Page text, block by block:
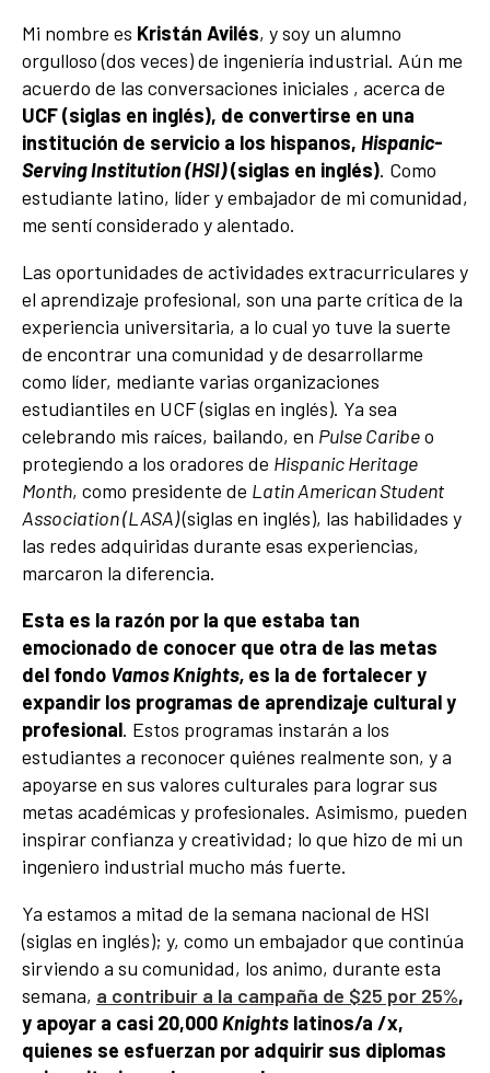
Mi nombre es Kristán Avilés, y soy un alumno
orgulloso (dos veces) de ingeniería industrial. Aún me
acuerdo de las conversaciones iniciales , acerca de
UCF (siglas en inglés), de convertirse en una
institución de servicio a los hispanos, Hispanic-
Serving Institution (HSI)(siglas en inglés). Como
estudiante latino, líder y embajador de mi comunidad,
me sentí considerado y alentado.
Las oportunidades de actividades extracurriculares y
el aprendizaje profesional, son una parte crítica de la
experiencia universitaria, a lo cual yo tuve la suerte
de encontrar una comunidad y de desarrollarme
como líder, mediante varias organizaciones
estudiantiles en UCF (siglas en inglés). Ya sea
celebrando mis raíces, bailando, en Pulse Caribeo
protegiendo a los oradores de Hispanic Heritage
Month, como presidente de Latin American Student
Association (LASA)(siglas en inglés), las habilidades y
las redes adquiridas durante esas experiencias,
marcaron la diferencia.
Esta es la razón por la que estaba tan
emocionado de conocer que otra de las metas
del fondo Vamos Knights, es la de fortalecer y
expandir los programas de aprendizaje cultural y
profesional. Estos programas instarán a los
estudiantes a reconocer quiénes realmente son, y a
apoyarse en sus valores culturales para lograr sus
metas académicas y profesionales. Asimismo, pueden
inspirar confianza y creatividad; lo que hizo de mi un
ingeniero industrial mucho más fuerte.
Ya estamos a mitad de la semana nacional de HSI
(siglas en inglés); y, como un embajador que continúa
sirviendo a su comunidad, los animo, durante esta
semana, a contribuir a la campaña de $25 por 25%,
y apoyar a casi 20,000Knights latinos/a /x,
quienes se esfuerzan por adquirir sus diplomas